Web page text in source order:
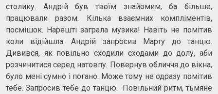
столику. Андрій був твоїм знайомим, ба більше,
працювали разом. Кілька взаємних компліментів,
посмішок. Нарешті заграла музика! Навіть не помітив
коли відійшла. Андрій запросив Марту до танцю.
Дивився, як повільно сходили сходами до долу, аби
розчинитися серед натовпу. Повернув обличчя до вікна,
було мені сумно і погано. Може тому не одразу помітив
тебе. Запросив тебе до танцю. Повільний ритм, тьмяне